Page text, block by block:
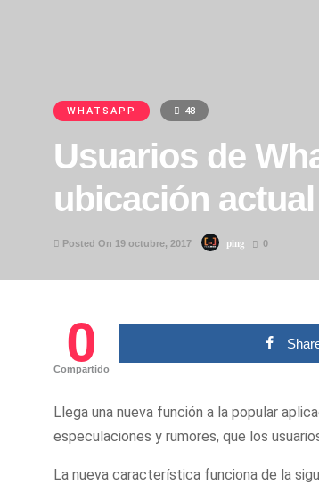
WHATSAPP 48
Usuarios de
ubicación
Posted On 19 octubre, 2017 ping 0
0
Compartido
Llega una nueva función a la popular
especulaciones y rumores, que los
La nueva característica funciona de la